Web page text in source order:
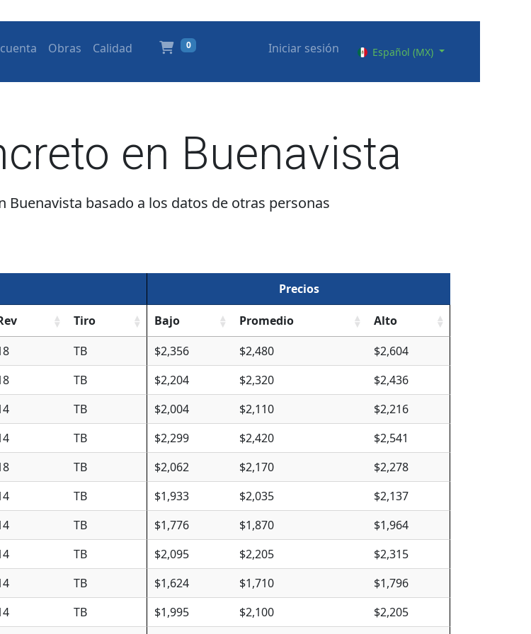
Obras Calidad 0 Iniciar sesión Español (MX)
en Buenavista
Buenavista basado a los datos de otras personas
Precios
Tiro Bajo Promedio
Alto
TB $2,356 $2,480
$2,604
TB $2,204 $2,320
$2,436
TB $2,004 $2,110
$2,216
TB $2,299 $2,420
$2,541
TB $2,062 $2,170
$2,278
TB $1,933 $2,035
$2,137
TB $1,776 $1,870
$1,964
TB $2,095 $2,205
$2,315
TB $1,624 $1,710
$1,796
TB $1,995 $2,100
$2,205